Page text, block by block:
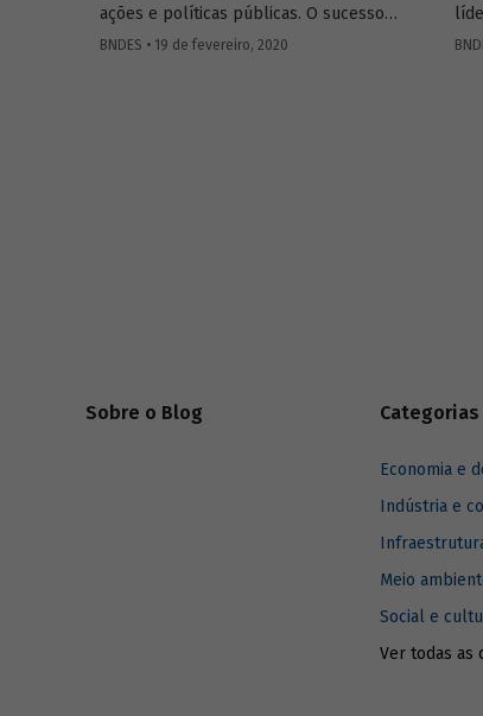
ações e políticas públicas. O sucesso
dessas ações, no entanto, não é trivial.
BNDES • 19 de fevereiro, 2020
Sobre o Blog Categorias
Economia e
Indústria e
Meio
Social e
Ver todas as